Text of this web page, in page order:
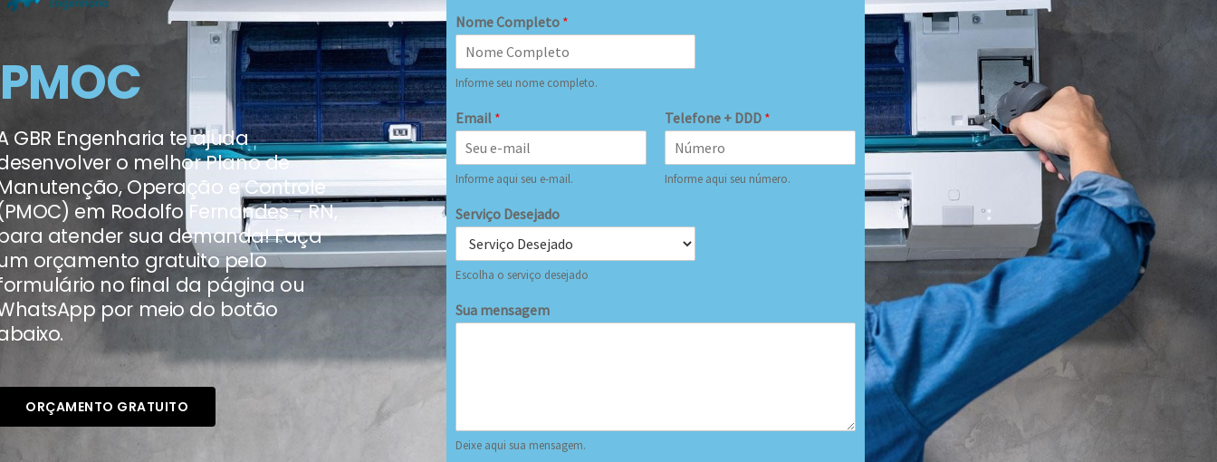
PMOC
GBR Engenharia te ajuda
o melhor Plano de
Operação e Controle
em Rodolfo Fernandes - RN,
atender sua demanda! Faça
orçamento gratuito pelo
no final da página ou
por meio do botão
ORÇAMENTO GRATUITO
Nome Completo *
Informe seu nome completo.
Email *
Informe aqui seu e-mail.
Telefone + DDD *
Informe aqui seu número.
Serviço Desejado
Escolha o serviço desejado
Sua mensagem
Deixe aqui sua mensagem.